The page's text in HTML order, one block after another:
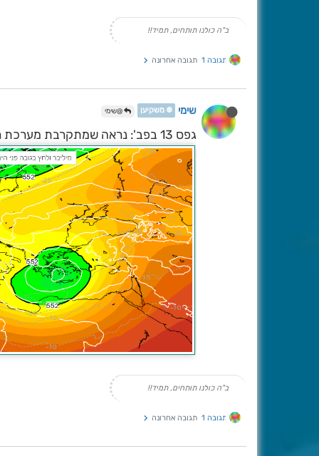
ב"ה כולנו תותחים, תמיד!!
תגובה 1 תגובה אחרונה
שימי ❄️ משקיען @שימי
גפס 13 בפב': נראה שמתקרבת מערכת רצינית וקרה:
ב"ה כולנו תותחים, תמיד!!
תגובה 1 תגובה אחרונה